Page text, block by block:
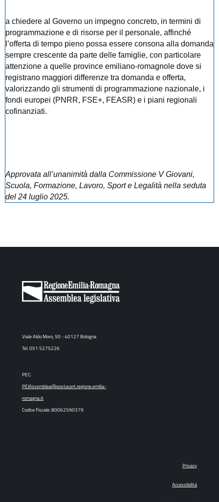
a chiedere al Governo un impegno concreto, in termini di
programmazione e di risorse per il personale, affinché
l’offerta di tempo pieno possa essere consona alla domanda
sempre crescente da parte delle famiglie, con particolare
attenzione a quelle province emiliano-romagnole dove si
registrano maggiori differenze tra domanda e offerta,
valorizzando gli strumenti di programmazione nazionale, i
fondi europei (PNRR, FSE+, FEASR) e i piani regionali
cofinanziati.
Approvata all’unanimità dalla Commissione V Giovani,
Scuola, Formazione, Lavoro, Sport e Legalità nella seduta
del 24 luglio 2025.
Viale Aldo Moro, 50 - 40127 Bologna
Tel. 051 5275226
PEC:
PEIAssemblea@postacert.regione.emilia-
romagna.it
Codice Fiscale: 80062590379
Privacy
Accessibilità